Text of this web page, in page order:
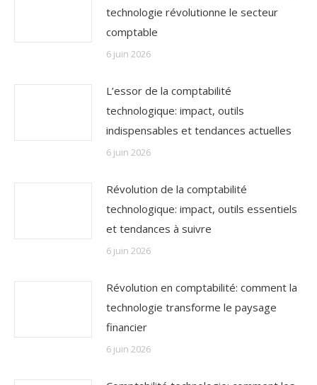
technologie révolutionne le secteur
comptable
6 juin 2026
L’essor de la comptabilité
technologique: impact, outils
indispensables et tendances actuelles
6 juin 2026
Révolution de la comptabilité
technologique: impact, outils essentiels
et tendances à suivre
6 juin 2026
Révolution en comptabilité: comment la
technologie transforme le paysage
financier
6 juin 2026